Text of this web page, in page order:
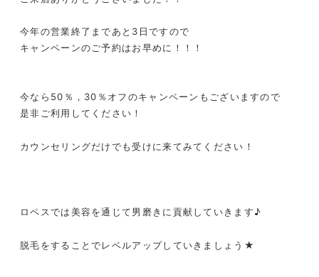
今年の営業終了まであと3日ですので
キャンペーンのご予約はお早めに！！！
今なら50％，30％オフのキャンペーンもございますので
是非ご利用してください！
カウンセリングだけでも受けに来てみてください！
ロペスでは美容を通じて男磨きに貢献していきます♪
脱毛をすることでレベルアップしていきましょう ★